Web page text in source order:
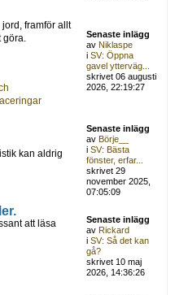
framför allt
göra.
Senaste inlägg
avNiklaspe
iSV: Öppna
gavel ytterväg...
skrivet 06 augusti
2026, 22:19:27
kan aldrig
Senaste inlägg
avBörje__
iSV: Bästa
fönster, erfar...
skrivet 29
november 2025,
07:05:09
att läsa
Senaste inlägg
avRickard
iSV: Så det kan
gå?
skrivet 10 maj
2026, 14:36:26